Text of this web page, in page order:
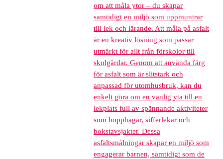
om att måla ytor – du skapar
samtidigt en miljö som uppmuntrar
till lek och lärande. Att måla på asfalt
är en kreativ lösning som passar
utmärkt för allt från förskolor till
skolgårdar. Genom att använda färg
för asfalt som är slitstark och
anpassad för utomhusbruk, kan du
enkelt göra om en vanlig yta till en
lekplats full av spännande aktiviteter
som hopphagar, sifferlekar och
bokstavsjakter. Dessa
asfaltsmålningar skapar en miljö som
engagerar barnen, samtidigt som de